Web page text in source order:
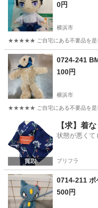
0円
横浜市
★★★★★ ご自宅にある不要品を是非
神奈川 横浜市 0724-241
100円
横浜市
★★★★★ ご自宅にある不要品を是非
神奈川 おもちゃ
【求】着
状態が悪くて
プリフラ
0714-211
500円